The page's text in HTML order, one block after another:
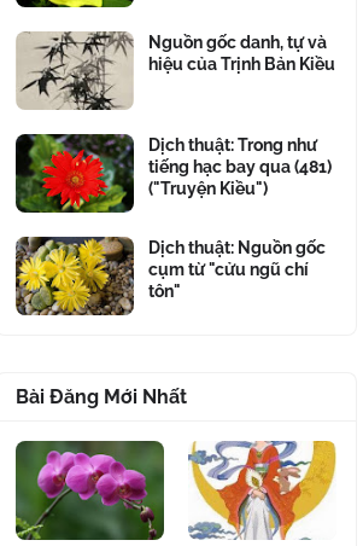
Nguồn gốc danh, tự và
hiệu của Trịnh Bản Kiều
Dịch thuật: Trong như
tiếng hạc bay qua (481)
("Truyện Kiều")
Dịch thuật: Nguồn gốc
cụm từ "cửu ngũ chí
tôn"
Bài Đăng Mới Nhất